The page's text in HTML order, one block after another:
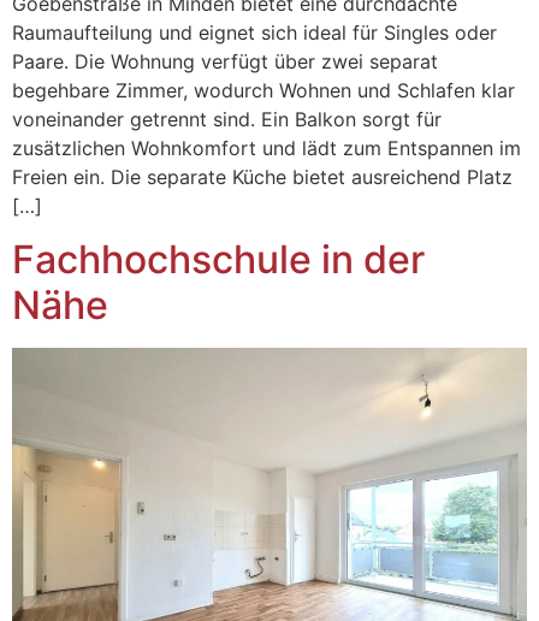
Raumaufteilung und eignet sich ideal für Singles oder
Paare. Die Wohnung verfügt über zwei separat
begehbare Zimmer, wodurch Wohnen und Schlafen klar
voneinander getrennt sind. Ein Balkon sorgt für
zusätzlichen Wohnkomfort und lädt zum Entspannen im
Freien ein. Die separate Küche bietet ausreichend Platz
[…]
Fachhochschule in der
Nähe